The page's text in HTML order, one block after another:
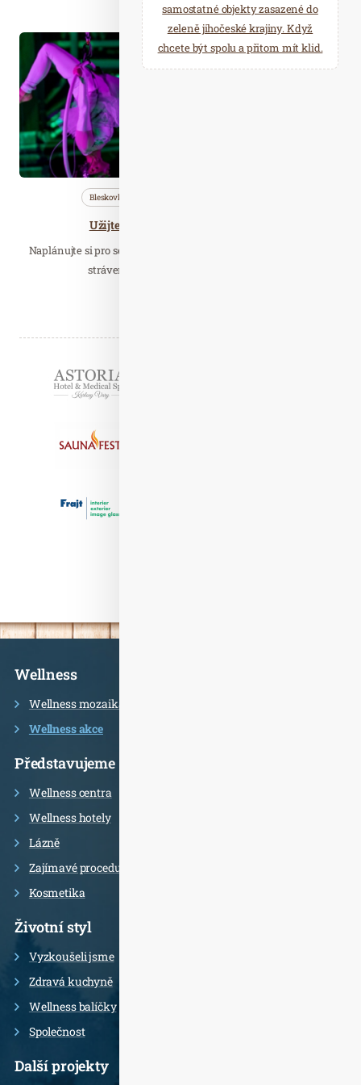
Bleskovky
Užijte si letní noci na Dolní Moravě
Naplánujte si pro sebe a svou rodinu prázdniny plné neobvykle
strávených chvil! Horský resort Dolní…
2019
samostatné objekty zasazené do
zeleně jihočeské krajiny. Když
chcete být spolu a přitom mít klid.
Informace
Wellness
Wellness mozaika
Wellness akce
Představujeme
Wellness centra
Wellness hotely
Lázně
Zajímavé procedury
Kosmetika
Životní styl
Vyzkoušeli jsme
Zdravá kuchyně
Wellness balíčky
Společnost
Další projekty